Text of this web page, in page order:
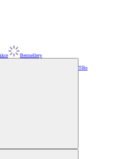
Bestsellery
Tělo